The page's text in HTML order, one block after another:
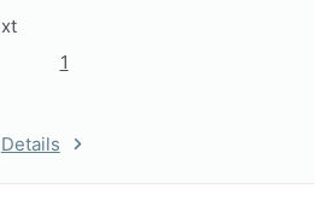
1
Details